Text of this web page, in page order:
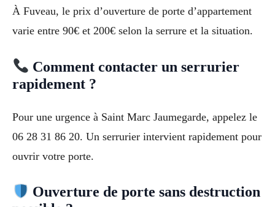
À Fuveau, le prix d’ouverture de porte d’appartement
varie entre 90€ et 200€ selon la serrure et la situation.
Comment contacter un serrurier
rapidement ?
Pour une urgence à Saint Marc Jaumegarde, appelez le
06 28 31 86 20. Un serrurier intervient rapidement pour
ouvrir votre porte.
Ouverture de porte sans destruction